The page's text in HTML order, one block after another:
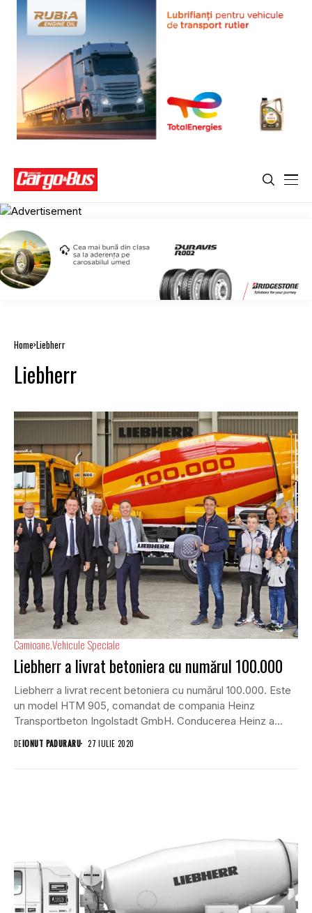
Home Liebherr
Liebherr
CamioaneVehicule Speciale
Liebherr a livrat betoniera cu numărul 100.000
Liebherr a livrat recent betoniera cu numărul 100.000. Este
un model HTM 905, comandat de compania Heinz
Transportbeton Ingolstadt GmbH. Conducerea Heinz a...
DEIONUT PADURARU 27 IULIE 2020